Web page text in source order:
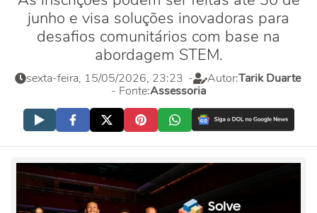
junho e visa soluções inovadoras para
desafios comunitários com base na
abordagem STEM.
sexta-feira, 15/05/2026, 23:23 - Autor:Tarik Duarte
- Fonte:Assessoria